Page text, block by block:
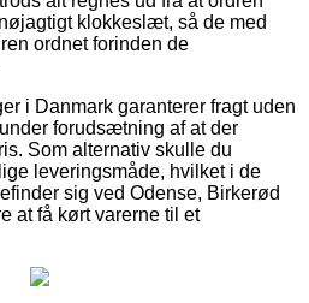
klokkeslæt, så de med
ordnet forinden de
i Danmark garanterer fragt uden
forudsætning af at der
Som alternativ skulle du
leveringsmåde, hvilket i de
sig ved Odense, Birkerød
at få kørt varerne til et